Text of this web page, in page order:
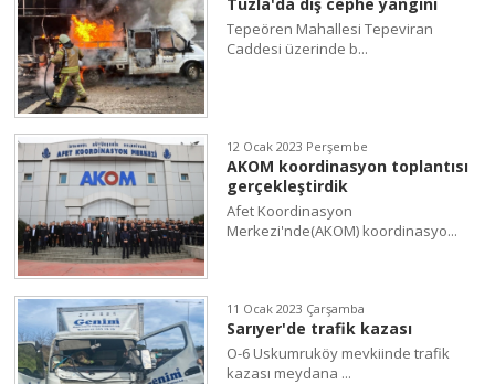
Tepeören Mahallesi Tepeviran
Caddesi üzerinde b...
12 Ocak 2023 Perşembe
AKOM koordinasyon toplantısı
gerçekleştirdik
Afet Koordinasyon
Merkezi'nde(AKOM) koordinasyo...
11 Ocak 2023 Çarşamba
Sarıyer'de trafik kazası
O-6 Uskumruköy mevkiinde trafik
kazası meydana ...